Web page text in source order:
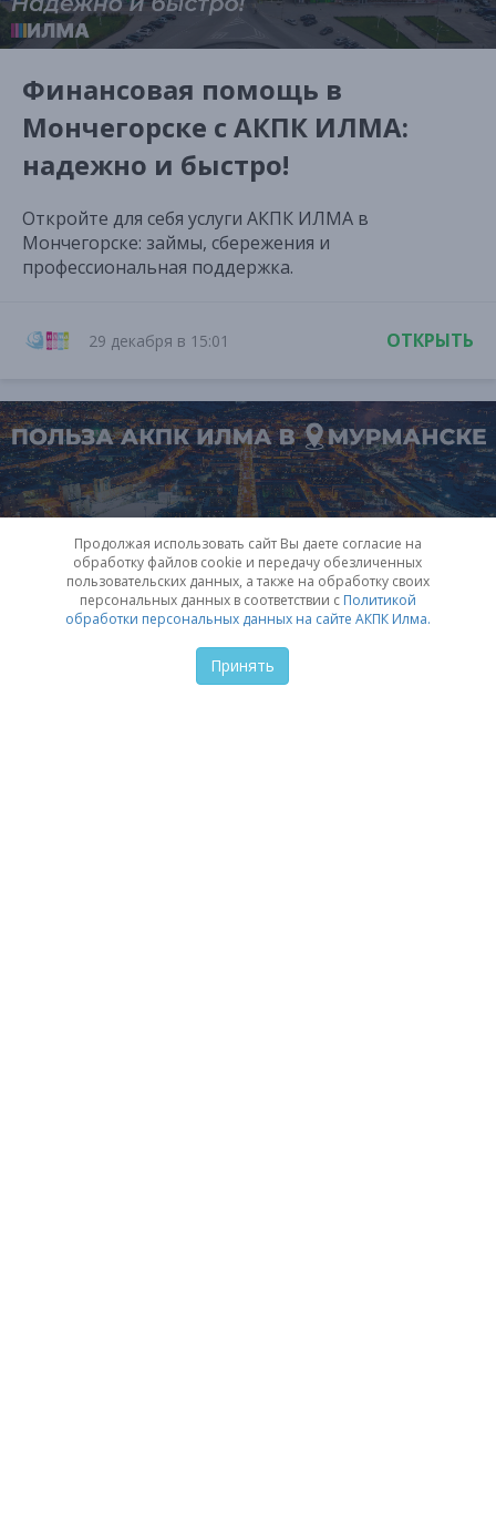
Финансовая помощь в
Мончегорске с АКПК ИЛМА:
надежно и быстро!
Откройте для себя услуги АКПК ИЛМА в
Мончегорске: займы, сбережения и
профессиональная поддержка.
29 декабря в 15:01 ОТКРЫТЬ
Польза АКПК ИЛМА в городе
Мурманск: финансовое
Продолжая использовать сайт Вы даете согласие на
обработку файлов cookie и передачу обезличенных
пользовательских данных, а также на обработку своих
персональных данных в соответствии с Политикой
обработки персональных данных на сайте АКПК Илма.
Принять